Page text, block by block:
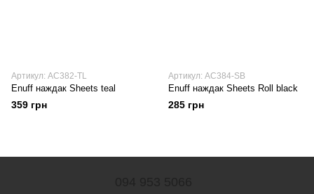
Артикул: AC382-TL
Enuff наждак Sheets teal
359 грн
Артикул: AC384-SB
Enuff наждак Sheets Roll black
285 грн